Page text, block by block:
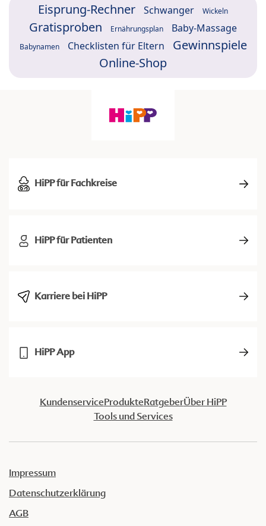
Eisprung-Rechner Schwanger Wickeln
Gratisproben Ernährungsplan Baby-Massage
Babynamen Checklisten für Eltern
Gewinnspiele
Online-Shop
HiPP für Fachkreise
HiPP für Patienten
Karriere bei HiPP
HiPP App
KundenserviceProdukteRatgeberÜber HiPP
Tools und Services
Impressum
Datenschutzerklärung
AGB